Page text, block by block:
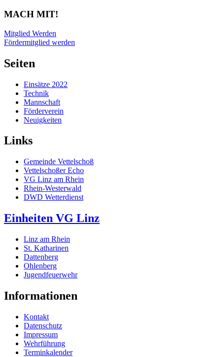
MACH MIT!
Mitglied Werden
Fördermitglied werden
Seiten
Einsätze 2022
Technik
Mannschaft
Förderverein
Neuigkeiten
Links
Gemeinde Vettelschoß
Vettelschoßer Echo
VG Linz am Rhein
Rhein-Westerwald
DWD Wetterdienst
Einheiten VG Linz
Linz am Rhein
St. Katharinen
Dattenberg
Ohlenberg
Jugendfeuerwehr
Informationen
Kontakt
Datenschutz
Impressum
Wehrführung
Terminkalender